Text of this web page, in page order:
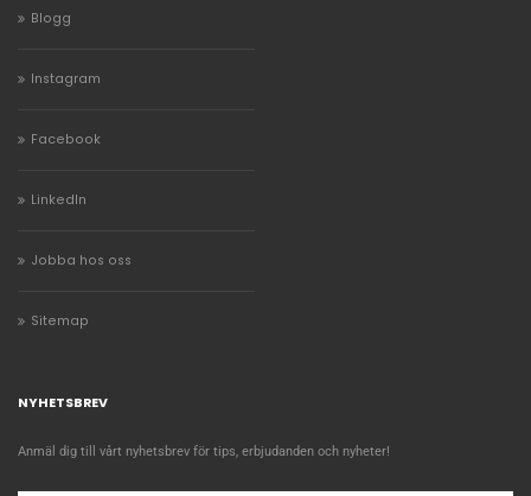
Blogg
Instagram
Facebook
LinkedIn
Jobba hos oss
Sitemap
NYHETSBREV
Anmäl dig till vårt nyhetsbrev för tips, erbjudanden och nyheter!